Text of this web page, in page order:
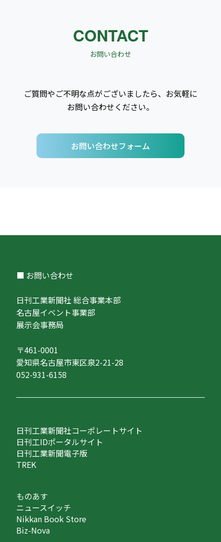
CONTACT
お問い合わせ
ご質問やご不明な点がございましたら、お気軽に
お問い合わせください。
お問い合わせフォーム
■ お問い合わせ
日刊工業新聞社 総合事業本部
名古屋イベント事業部
展示会事務局
〒461-0001
愛知県名古屋市東区泉2-21-28
052-931-6158
日刊工業新聞社コーポレートサイト
日刊工IDポータルサイト
日刊工業新聞電子版
TREK
ものあす
ニュースイッチ
Nikkan Book Store
Biz-Nova